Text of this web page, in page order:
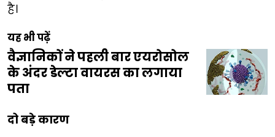
है।
यह भी पढ़ें
वैज्ञानिकों ने पहली बार एयरोसोल
के अंदर डेल्टा वायरस का लगाया
पता
दो बड़े कारण